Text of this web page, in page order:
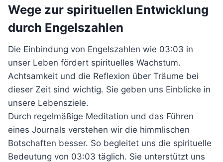
Wege zur spirituellen Entwicklung
durch Engelszahlen
Die Einbindung von Engelszahlen wie 03:03 in
unser Leben fördert spirituelles Wachstum.
Achtsamkeit und die Reflexion über Träume bei
dieser Zeit sind wichtig. Sie geben uns Einblicke in
unsere Lebensziele.
Durch regelmäßige Meditation und das Führen
eines Journals verstehen wir die himmlischen
Botschaften besser. So begleitet uns die spirituelle
Bedeutung von 03:03 täglich. Sie unterstützt uns